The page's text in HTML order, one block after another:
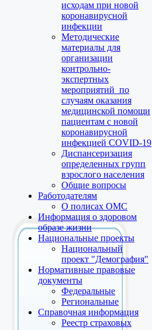
исходам при новой
коронавирусной
инфекции
Методические
материалы для
организации
контрольно-
экспертных
мероприятий по
случаям оказания
медицинской помощи
пациентам с новой
коронавирусной
инфекцией COVID-19
Диспансеризация
определенных групп
взрослого населения
Общие вопросы
Работодателям
О полисах ОМС
Информация о здоровом
образе жизни
Национальные проекты
Национальный
проект "Демография"
Нормативные правовые
документы
Федеральные
Региональные
Справочная информация
Реестр страховых